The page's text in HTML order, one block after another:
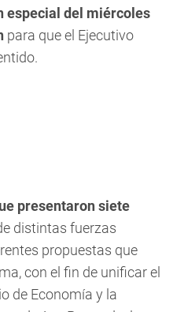
especial del miércoles
para que el Ejecutivo
presentaron siete
distintas fuerzas
propuestas que
con el fin de unificar el
de Economía y la